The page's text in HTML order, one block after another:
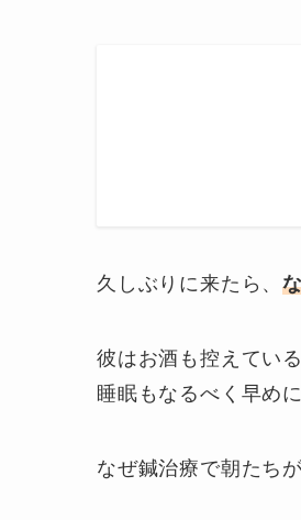
久しぶりに来たら、
彼はお酒も控えている
睡眠もなるべく早め
なぜ鍼治療で朝たち